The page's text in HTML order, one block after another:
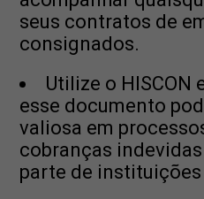
seus contratos de
consignados.
Utilize o HISCON
esse documento
valiosa em
cobranças
parte de